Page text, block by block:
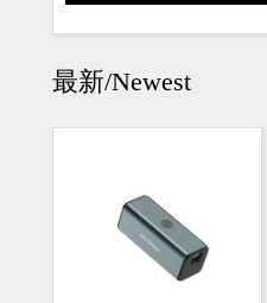
最新/Newest